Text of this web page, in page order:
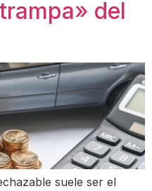
del
suele ser el